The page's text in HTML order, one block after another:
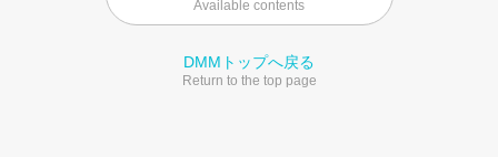
Available contents
DMMトップへ戻る
Return to the top page